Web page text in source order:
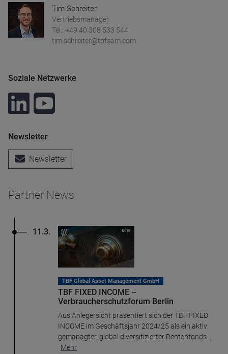
Tim Schreiter
Vertriebsmanager
Tel.: +49 40 308 533 544
tim.schreiter@tbfsam.com
Soziale Netzwerke
Newsletter
Newsletter
Partner News
11.3.
TBF Global Asset Management GmbH
TBF FIXED INCOME –
Verbraucherschutzforum Berlin
Aus Anlegersicht präsentiert sich der TBF FIXED
INCOME im Geschäftsjahr 2024/25 als ein aktiv
gemanagter, global diversifizierter Rentenfonds
Mehr